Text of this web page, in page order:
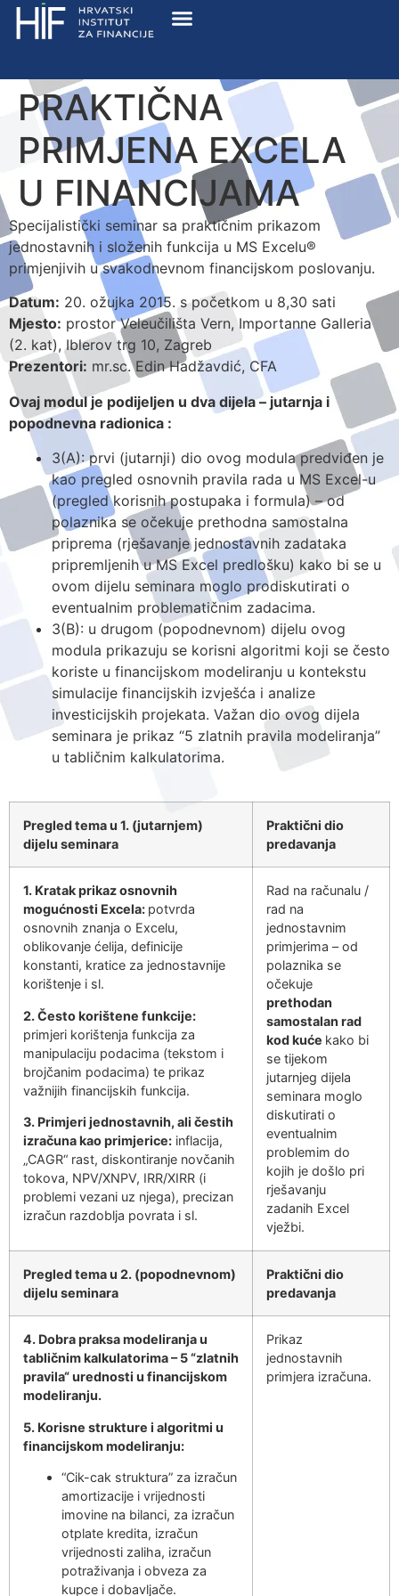
PRAKTIČNA
PRIMJENA EXCELA
U FINANCIJAMA
Specijalistički seminar sa praktičnim prikazom
jednostavnih i složenih funkcija u MS Excelu®
primjenjivih u svakodnevnom financijskom poslovanju.
Datum: 20. ožujka 2015. s početkom u 8,30 sati
Mjesto: prostor Veleučilišta Vern, Importanne Galleria
(2. kat), Iblerov trg 10, Zagreb
Prezentori: mr.sc. Edin Hadžavdić, CFA
Ovaj modul je podijeljen u dva dijela – jutarnja i
popodnevna radionica :
3(A): prvi (jutarnji) dio ovog modula predviđen je
kao pregled osnovnih pravila rada u MS Excel-u
(pregled korisnih postupaka i formula) – od
polaznika se očekuje prethodna samostalna
priprema (rješavanje jednostavnih zadataka
pripremljenih u MS Excel predlošku) kako bi se u
ovom dijelu seminara moglo prodiskutirati o
eventualnim problematičnim zadacima.
3(B): u drugom (popodnevnom) dijelu ovog
modula prikazuju se korisni algoritmi koji se često
koriste u financijskom modeliranju u kontekstu
simulacije financijskih izvješća i analize
investicijskih projekata. Važan dio ovog dijela
seminara je prikaz “5 zlatnih pravila modeliranja”
u tabličnim kalkulatorima.
Pregled tema u 1. (jutarnjem)
dijelu seminara
Praktični dio
predavanja
1. Kratak prikaz osnovnih
mogućnosti Excela: potvrda
osnovnih znanja o Excelu,
oblikovanje ćelija, definicije
konstanti, kratice za jednostavnije
korištenje i sl.
2. Često korištene funkcije:
primjeri korištenja funkcija za
manipulaciju podacima (tekstom i
brojčanim podacima) te prikaz
važnijih financijskih funkcija.
3. Primjeri jednostavnih, ali čestih
izračuna kao primjerice: inflacija,
„CAGR“ rast, diskontiranje novčanih
tokova, NPV/XNPV, IRR/XIRR (i
problemi vezani uz njega), precizan
izračun razdoblja povrata i sl.
Rad na računalu /
rad na
jednostavnim
primjerima – od
polaznika se
očekuje
prethodan
samostalan rad
kod kuće kako bi
se tijekom
jutarnjeg dijela
seminara moglo
diskutirati o
eventualnim
problemim do
kojih je došlo pri
rješavanju
zadanih Excel
vježbi.
Pregled tema u 2. (popodnevnom)
dijelu seminara
Praktični dio
predavanja
4. Dobra praksa modeliranja u
tabličnim kalkulatorima – 5 “zlatnih
pravila“ urednosti u financijskom
modeliranju.
5. Korisne strukture i algoritmi u
financijskom modeliranju:
“Cik-cak struktura” za izračun
amortizacije i vrijednosti
imovine na bilanci, za izračun
otplate kredita, izračun
vrijednosti zaliha, izračun
potraživanja i obveza za
kupce i dobavljače.
Prikaz
jednostavnih
primjera izračuna.